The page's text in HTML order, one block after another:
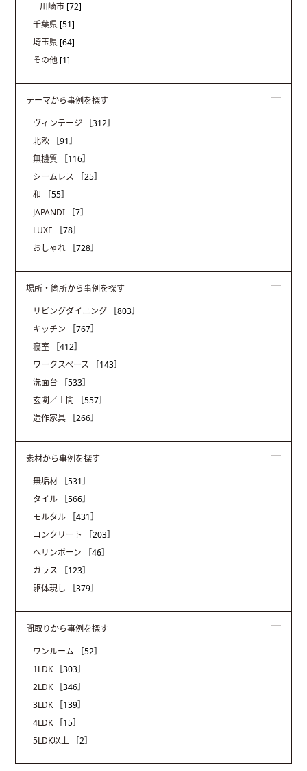
川崎市 [72]
千葉県 [51]
埼玉県 [64]
その他 [1]
テーマから事例を探す
ヴィンテージ
［312］
北欧
［91］
無機質
［116］
シームレス
［25］
和
［55］
JAPANDI
［7］
LUXE
［78］
おしゃれ
［728］
場所・箇所から事例を探す
リビングダイニング
［803］
キッチン
［767］
寝室
［412］
ワークスペース
［143］
洗面台
［533］
玄関／土間
［557］
造作家具
［266］
素材から事例を探す
無垢材
［531］
タイル
［566］
モルタル
［431］
コンクリート
［203］
ヘリンボーン
［46］
ガラス
［123］
躯体現し
［379］
間取りから事例を探す
ワンルーム
［52］
1LDK
［303］
2LDK
［346］
3LDK
［139］
4LDK
［15］
5LDK以上
［2］